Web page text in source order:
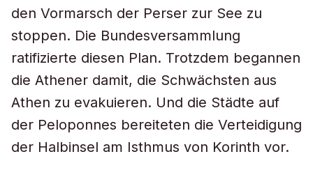
den Vormarsch der Perser zur See zu
stoppen. Die Bundesversammlung
ratifizierte diesen Plan. Trotzdem begannen
die Athener damit, die Schwächsten aus
Athen zu evakuieren. Und die Städte auf
der Peloponnes bereiteten die Verteidigung
der Halbinsel am Isthmus von Korinth vor.